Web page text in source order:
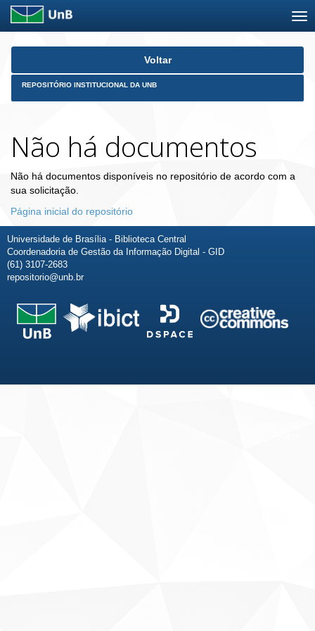
Skip
Voltar
REPOSITÓRIO INSTITUCIONAL DA UNB
Não há documentos
Não há documentos disponíveis no repositório de acordo com a
sua solicitação.
Página inicial do repositório
Universidade de Brasília - Biblioteca Central
Coordenadoria de Gestão da Informação Digital - GID
(61) 3107-2683
repositorio@unb.br